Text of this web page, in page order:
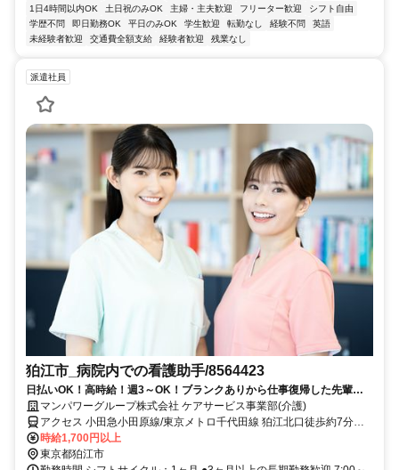
1日4時間以内OK
土日祝のみOK 主婦・主夫歓迎 フリーター歓迎
シフト自由
学歴不問
即日勤務OK 平日のみOK 学生歓迎 転勤なし 経験不問
英語
未経験者歓迎
交通費全額支給 経験者歓迎 残業なし
派遣社員
狛江市_病院内での看護助手/8564423
日払いOK！高時給！週3～OK！ブランクありから仕事復帰した先輩や
ミドル世代も多数活躍中♪
マンパワーグループ株式会社 ケアサービス事業部(介護)
アクセス 小田急小田原線/東京メトロ千代田線 狛江北口徒歩約7分、
小田急小田原線/東京メトロ千代田線 和泉多摩川北口徒歩約15分、小
田急小田原線/東京メトロ千代田線 喜多見北口徒歩約15分 車・バイク
時給1,700円以上
東京都狛江市